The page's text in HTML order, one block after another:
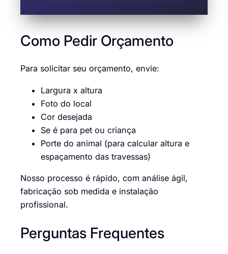
Como Pedir Orçamento
Para solicitar seu orçamento, envie:
Largura x altura
Foto do local
Cor desejada
Se é para pet ou criança
Porte do animal (para calcular altura e
espaçamento das travessas)
Nosso processo é rápido, com análise ágil,
fabricação sob medida e instalação
profissional.
Perguntas Frequentes